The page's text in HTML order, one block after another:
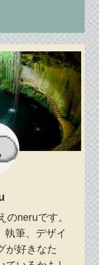
のneruです。
執筆、デザイ
が好きなた